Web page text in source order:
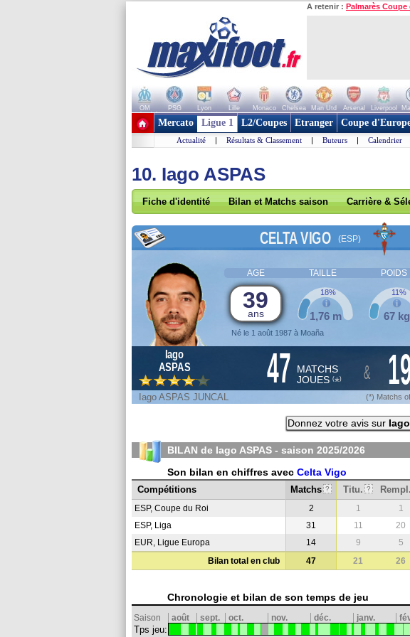
A retenir : Palmarès Coupe
OM PSG Lyon Lille Monaco Chelsea Man Utd Arsenal Liverpool
+ de clubs
Mercato Ligue 1 L2/Coupes Etranger Coupe
Actualité | Résultats & Classement | Buteurs | Calendrier
10. Iago ASPAS
Fiche d'identité Bilan et Matchs saison Carrière &
CELTA VIGO (ESP)
AGE TAILLE POIDS
39
ans
Né le 1 août 1987 à Moaña
1,76 m
18%
67 kg
11%
Iago
ASPAS
47 MATCHS
JOUES (*) &
Iago ASPAS JUNCAL (*) Matchs
Donnez votre avis sur
BILAN de Iago ASPAS - saison 2025/2026
Son bilan en chiffres avec Celta Vigo
Compétitions
Matchs ? Titu. ? Rempl.
ESP, Coupe du Roi 2 1 1
ESP, Liga
31 11 20
EUR, Ligue Europa
14 9 5
Bilan total en club
47 21 26
Chronologie et bilan de son temps de jeu
Saison août sept. oct. nov. déc. janv.
Tps jeu: